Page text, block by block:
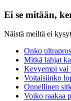
Ei se mitään,
Näistä meiltä ei
Onko
Mitkä lahjat
Kevyempi vai
Voitaisiinko
Onnellinen
Voiko raakaa